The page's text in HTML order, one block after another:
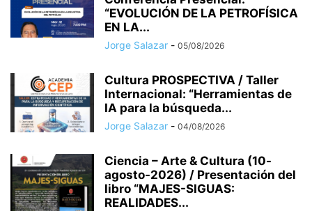
“EVOLUCIÓN DE LA PETROFÍSICA
EN LA...
Jorge Salazar - 05/08/2026
Cultura PROSPECTIVA / Taller
Internacional: “Herramientas de
IA para la búsqueda...
Jorge Salazar - 04/08/2026
Ciencia – Arte & Cultura (10-
agosto-2026) / Presentación del
libro “MAJES-SIGUAS:
REALIDADES...